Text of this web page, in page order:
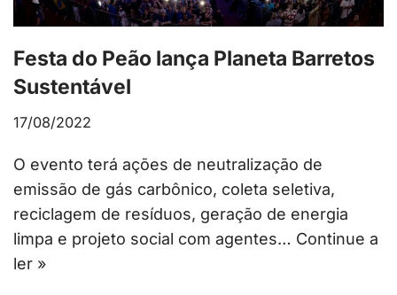
Festa do Peão lança Planeta Barretos
Sustentável
17/08/2022
O evento terá ações de neutralização de
emissão de gás carbônico, coleta seletiva,
reciclagem de resíduos, geração de energia
limpa e projeto social com agentes… Continue a
ler »